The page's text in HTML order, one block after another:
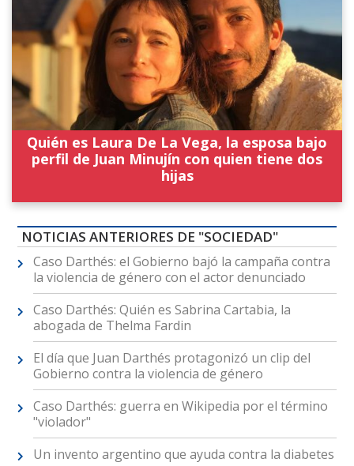
Quién es Laura De La Vega, la esposa bajo
perfil de Juan Minujín con quien tiene dos
hijas
NOTICIAS ANTERIORES DE "SOCIEDAD"
Caso Darthés: el Gobierno bajó la campaña contra
la violencia de género con el actor denunciado
Caso Darthés: Quién es Sabrina Cartabia, la
abogada de Thelma Fardin
El día que Juan Darthés protagonizó un clip del
Gobierno contra la violencia de género
Caso Darthés: guerra en Wikipedia por el término
"violador"
Un invento argentino que ayuda contra la diabetes